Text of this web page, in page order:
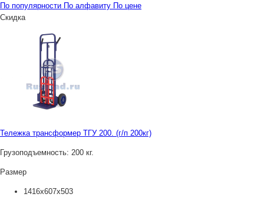
По популярности По алфавиту По цене
Скидка
Тележка трансформер ТГУ 200. (г/п 200кг)
Грузоподъемность: 200 кг.
Размер
1416х607х503